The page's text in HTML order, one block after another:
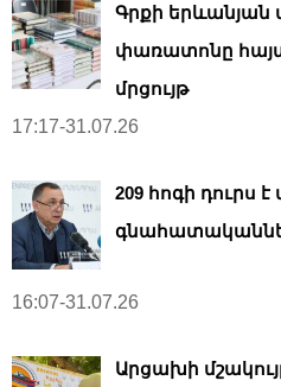
Գրքի երևանյան
փառատոնը
մրցույթ
17:17-31.07.26
209 հոգի դուրս
16:07-31.07.26
Արցախի